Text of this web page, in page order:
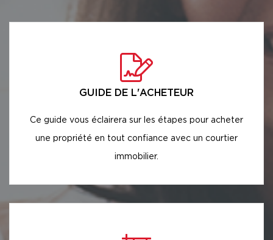
GUIDE DE L'ACHETEUR
Ce guide vous éclairera sur les étapes pour acheter
une propriété en tout confiance avec un courtier
immobilier.